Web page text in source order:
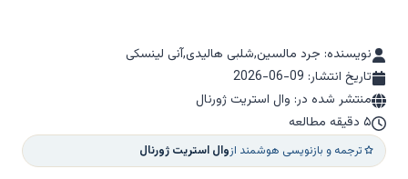
نویسنده: جرد مالسین,شلبی هالیدی,آنی لینسکی
تاریخ انتشار: 2026-06-09
منتشر شده در: وال استریت ژورنال
۵ دقیقه مطالعه
ترجمه و بازنویسی هوشمند ازوال استریت ژورنال